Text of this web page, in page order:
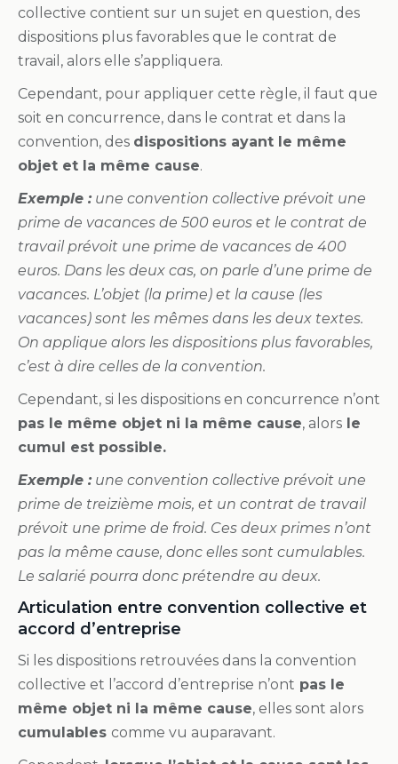
collective contient sur un sujet en question, des
dispositions plus favorables que le contrat de
travail, alors elle s’appliquera.
Cependant, pour appliquer cette règle, il faut que
soit en concurrence, dans le contrat et dans la
convention, des dispositions ayant le même
objet et la même cause.
Exemple :une convention collective prévoit une
prime de vacances de 500 euros et le contrat de
travail prévoit une prime de vacances de 400
euros. Dans les deux cas, on parle d’une prime de
vacances. L’objet (la prime) et la cause (les
vacances) sont les mêmes dans les deux textes.
On applique alors les dispositions plus favorables,
c’est à dire celles de la convention.
Cependant, si les dispositions en concurrence n’ont
pas le même objet ni la même cause, alors le
cumul est possible.
Exemple :une convention collective prévoit une
prime de treizième mois, et un contrat de travail
prévoit une prime de froid. Ces deux primes n’ont
pas la même cause, donc elles sont cumulables.
Le salarié pourra donc prétendre au deux.
Articulation entre convention collective et
accord d’entreprise
Si les dispositions retrouvées dans la convention
collective et l’accord d’entreprise n’ont pas le
même objet ni la même cause, elles sont alors
cumulables comme vu auparavant.